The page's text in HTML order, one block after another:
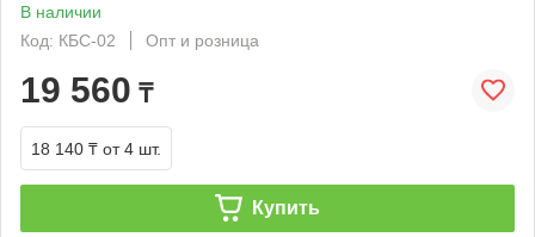
В наличии
Код: КБС-02
Опт и розница
19 560 ₸
18 140 ₸ от 4 шт.
Купить